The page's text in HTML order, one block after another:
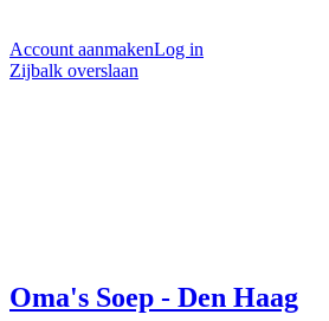
Account aanmakenLog in
Zijbalk overslaan
Oma's Soep - Den Haag